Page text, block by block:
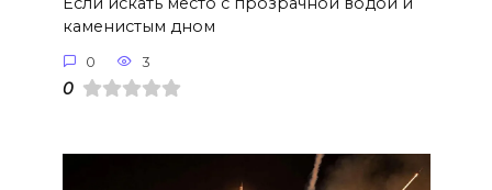
каменистым дном
0 3
0